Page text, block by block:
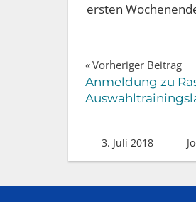
ersten
Vorheriger Beitrag
Anmeldung zu
3. Juli 2018